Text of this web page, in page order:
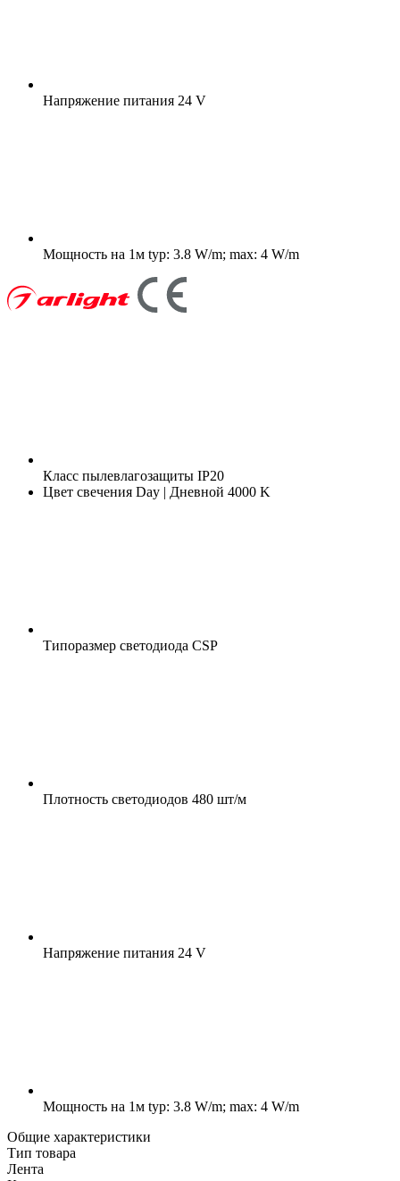
Напряжение питания 24 V
Мощность на 1м typ: 3.8 W/m; max: 4 W/m
Класс пылевлагозащиты IP20
Цвет свечения Day | Дневной 4000 K
Типоразмер светодиода CSP
Плотность светодиодов 480 шт/м
Напряжение питания 24 V
Мощность на 1м typ: 3.8 W/m; max: 4 W/m
Общие характеристики
Тип товара
Лента